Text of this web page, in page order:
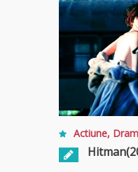
Actiune,